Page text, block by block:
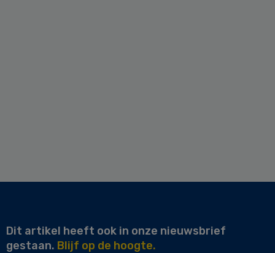
Dit artikel heeft ook in onze nieuwsbrief
gestaan. Blijf op de hoogte.